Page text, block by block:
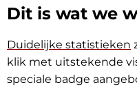
Dit is wat we
Duidelijke statistieken
klik met uitstekende
speciale badge